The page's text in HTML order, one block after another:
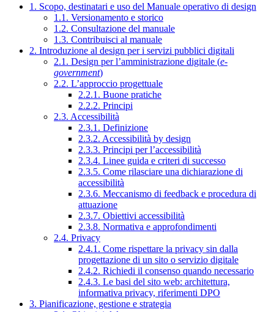
1. Scopo, destinatari e uso del Manuale operativo di design
1.1. Versionamento e storico
1.2. Consultazione del manuale
1.3. Contribuisci al manuale
2. Introduzione al design per i servizi pubblici digitali
2.1. Design per l’amministrazione digitale (e-
government)
2.2. L’approccio progettuale
2.2.1. Buone pratiche
2.2.2. Principi
2.3. Accessibilità
2.3.1. Definizione
2.3.2. Accessibilità by design
2.3.3. Principi per l’accessibilità
2.3.4. Linee guida e criteri di successo
2.3.5. Come rilasciare una dichiarazione di
accessibilità
2.3.6. Meccanismo di feedback e procedura di
attuazione
2.3.7. Obiettivi accessibilità
2.3.8. Normativa e approfondimenti
2.4. Privacy
2.4.1. Come rispettare la privacy sin dalla
progettazione di un sito o servizio digitale
2.4.2. Richiedi il consenso quando necessario
2.4.3. Le basi del sito web: architettura,
informativa privacy, riferimenti DPO
3. Pianificazione, gestione e strategia